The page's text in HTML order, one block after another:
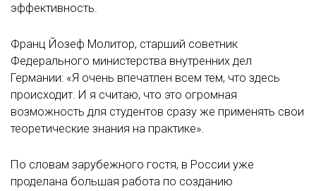
эффективность.
Франц Йозеф Молитор, старший советник
Федерального министерства внутренних дел
Германии: «Я очень впечатлен всем тем, что здесь
происходит. И я считаю, что это огромная
возможность для студентов сразу же применять свои
теоретические знания на практике».
По словам зарубежного гостя, в России уже
проделана большая работа по созданию